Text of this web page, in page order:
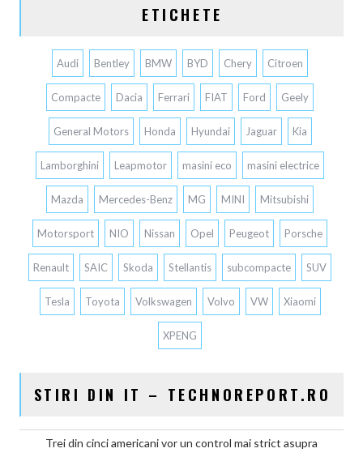
ETICHETE
Audi Bentley BMW BYD Chery Citroen
Compacte Dacia Ferrari FIAT Ford Geely
General Motors Honda Hyundai Jaguar Kia
Lamborghini Leapmotor masini eco masini electrice
Mazda Mercedes-Benz MG MINI Mitsubishi
Motorsport NIO Nissan Opel Peugeot Porsche
Renault SAIC Skoda Stellantis subcompacte SUV
Tesla Toyota Volkswagen Volvo VW Xiaomi
XPENG
STIRI DIN IT – TECHNOREPORT.RO
Trei din cinci americani vor un control mai strict asupra